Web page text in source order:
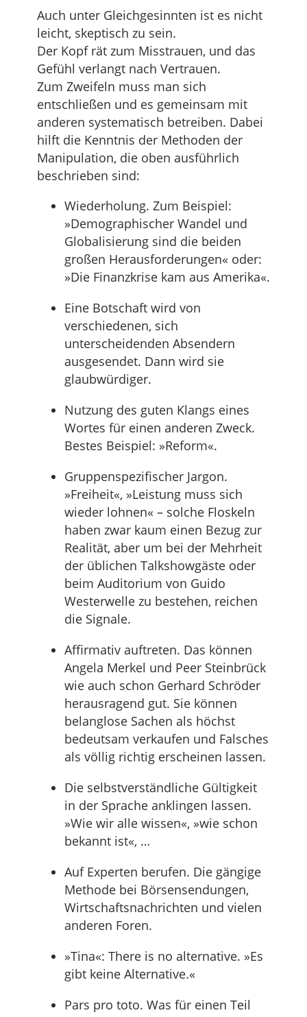
Auch unter Gleichgesinnten ist es nicht
leicht, skeptisch zu sein.
Der Kopf rät zum Misstrauen, und das
Gefühl verlangt nach Vertrauen.
Zum Zweifeln muss man sich
entschließen und es gemeinsam mit
anderen systematisch betreiben. Dabei
hilft die Kenntnis der Methoden der
Manipulation, die oben ausführlich
beschrieben sind:
Wiederholung. Zum Beispiel:
»Demographischer Wandel und
Globalisierung sind die beiden
großen Herausforderungen« oder:
»Die Finanzkrise kam aus Amerika«.
Eine Botschaft wird von
verschiedenen, sich
unterscheidenden Absendern
ausgesendet. Dann wird sie
glaubwürdiger.
Nutzung des guten Klangs eines
Wortes für einen anderen Zweck.
Bestes Beispiel: »Reform«.
Gruppenspezifischer Jargon.
»Freiheit«, »Leistung muss sich
wieder lohnen« – solche Floskeln
haben zwar kaum einen Bezug zur
Realität, aber um bei der Mehrheit
der üblichen Talkshowgäste oder
beim Auditorium von Guido
Westerwelle zu bestehen, reichen
die Signale.
Affirmativ auftreten. Das können
Angela Merkel und Peer Steinbrück
wie auch schon Gerhard Schröder
herausragend gut. Sie können
belanglose Sachen als höchst
bedeutsam verkaufen und Falsches
als völlig richtig erscheinen lassen.
Die selbstverständliche Gültigkeit
in der Sprache anklingen lassen.
»Wie wir alle wissen«, »wie schon
bekannt ist«, …
Auf Experten berufen. Die gängige
Methode bei Börsensendungen,
Wirtschaftsnachrichten und vielen
anderen Foren.
»Tina«: There is no alternative. »Es
gibt keine Alternative.«
Pars pro toto. Was für einen Teil